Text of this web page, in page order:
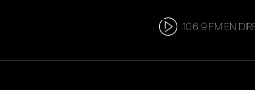
106.9 FM EN